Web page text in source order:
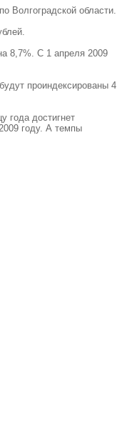
Волгоградской области.
8,7%. С 1 апреля 2009
проиндексированы 4
года достигнет
году. А темпы